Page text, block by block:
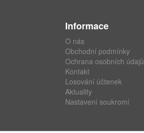
Informace
O nás
Obchodní podmínky
Ochrana osobních údajů
Kontakt
Losování účtenek
Aktuality
Nastavení soukromí